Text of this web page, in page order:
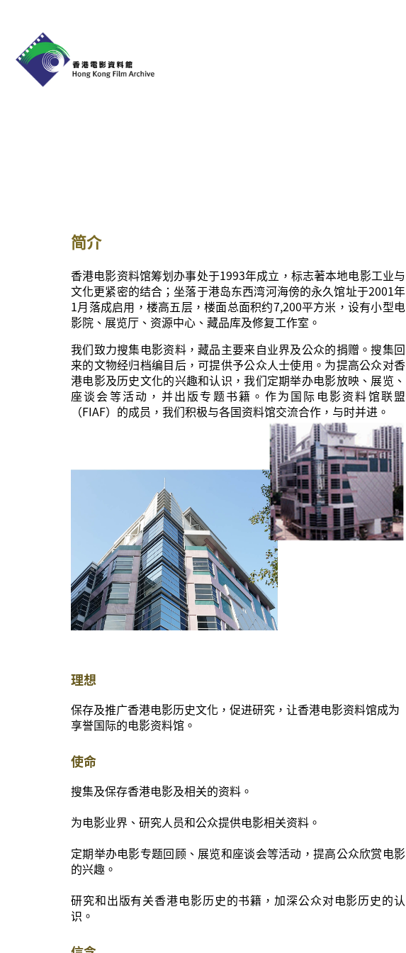
简介
香港电影资料馆筹划办事处于1993年成立，标志著本地电影工业与
文化更紧密的结合；坐落于港岛东西湾河海傍的永久馆址于2001年
1月落成启用，楼高五层，楼面总面积约7,200平方米，设有小型电
影院、展览厅、资源中心、藏品库及修复工作室。
我们致力搜集电影资料，藏品主要来自业界及公众的捐赠。搜集回
来的文物经归档编目后，可提供予公众人士使用。为提高公众对香
港电影及历史文化的兴趣和认识，我们定期举办电影放映、展览、
座谈会等活动，并出版专题书籍。作为国际电影资料馆联盟
（FIAF）的成员，我们积极与各国资料馆交流合作，与时并进。
理想
保存及推广香港电影历史文化，促进研究，让香港电影资料馆成为
享誉国际的电影资料馆。
使命
搜集及保存香港电影及相关的资料。
为电影业界、研究人员和公众提供电影相关资料。
定期举办电影专题回顾、展览和座谈会等活动，提高公众欣赏电影
的兴趣。
研究和出版有关香港电影历史的书籍，加深公众对电影历史的认
识。